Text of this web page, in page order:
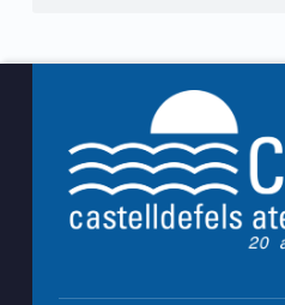
Footer info sidebar